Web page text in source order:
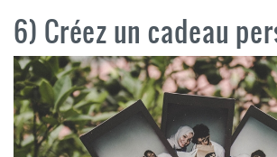
6) Créez un cadeau